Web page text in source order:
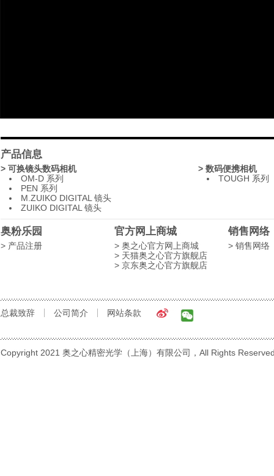
产品信息
> 可换镜头数码相机
OM-D 系列
PEN 系列
M.ZUIKO DIGITAL 镜头
ZUIKO DIGITAL 镜头
> 数码便携相机
TOUGH 系列
奥粉乐园
> 产品注册
官方网上商城
> 奥之心官方网上商城
> 天猫奥之心官方旗舰店
> 京东奥之心官方旗舰店
销售网络
> 销售网络
总裁致辞 公司简介 网站条款
Copyright 2021 奥之心精密光学（上海）有限公司，All Rights